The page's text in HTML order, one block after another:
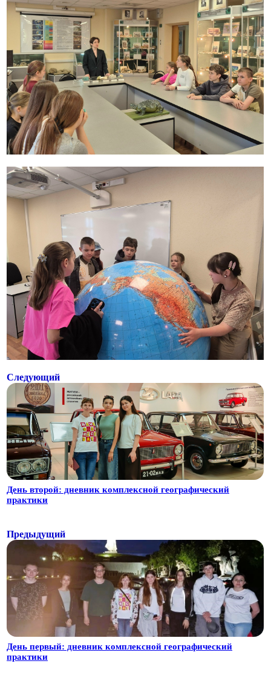
Следующий
День второй: дневник комплексной географический
практики
Предыдущий
День первый: дневник комплексной географический
практики